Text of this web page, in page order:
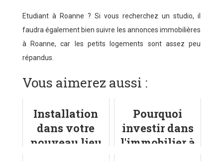
Etudiant à Roanne ? Si vous recherchez un studio, il
faudra également bien suivre les annonces immobilières
à Roanne, car les petits logements sont assez peu
répandus.
Vous aimerez aussi :
Installation
dans votre
nouveau lieu
Pourquoi
investir dans
l'immobilier à